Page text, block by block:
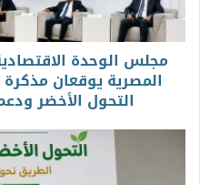
مجلس الوحدة
المصرية يوقعان مذكرة
التحول الأخضر